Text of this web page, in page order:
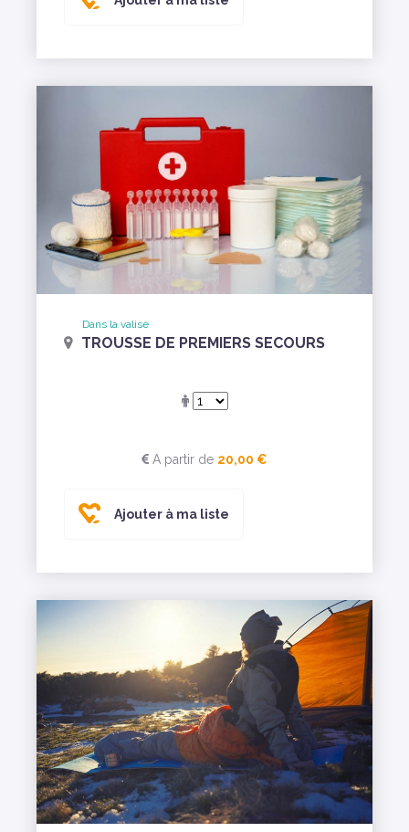
Dans la valise
TROUSSE DE PREMIERS SECOURS
A partir de 20,00 €
Ajouter à ma liste